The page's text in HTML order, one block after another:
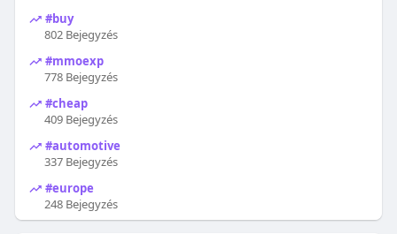
#buy
802 Bejegyzés
#mmoexp
778 Bejegyzés
#cheap
409 Bejegyzés
#automotive
337 Bejegyzés
#europe
248 Bejegyzés